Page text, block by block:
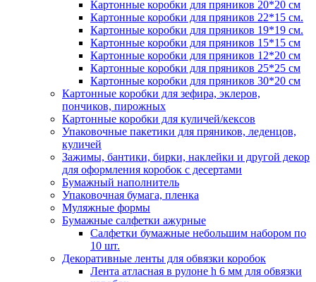
Картонные коробки для пряников 20*20 см
Картонные коробки для пряников 22*15 см.
Картонные коробки для пряников 19*19 см.
Картонные коробки для пряников 15*15 см
Картонные коробки для пряников 12*20 см
Картонные коробки для пряников 25*25 см
Картонные коробки для пряников 30*20 см
Картонные коробки для зефира, эклеров,
пончиков, пирожных
Картонные коробки для куличей/кексов
Упаковочные пакетики для пряников, леденцов,
куличей
Зажимы, бантики, бирки, наклейки и другой декор
для оформления коробок с десертами
Бумажный наполнитель
Упаковочная бумага, пленка
Муляжные формы
Бумажные салфетки ажурные
Салфетки бумажные небольшим набором по
10 шт.
Декоративные ленты для обвязки коробок
Лента атласная в рулоне h 6 мм для обвязки